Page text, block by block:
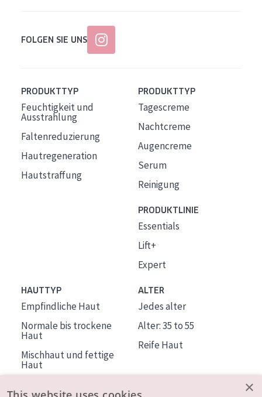
FOLGEN SIE UNS
PRODUKTTYP
Feuchtigkeit und
Ausstrahlung
Faltenreduzierung
Hautregeneration
Hautstraffung
PRODUKTTYP
Tagescreme
Nachtcreme
Augencreme
Serum
Reinigung
PRODUKTLINIE
Essentials
Lift+
Expert
HAUTTYP
Empfindliche Haut
Normale bis trockene
Haut
Mischhaut und fettige
Haut
ALTER
Jedes alter
Alter: 35 to 55
Reife Haut
×